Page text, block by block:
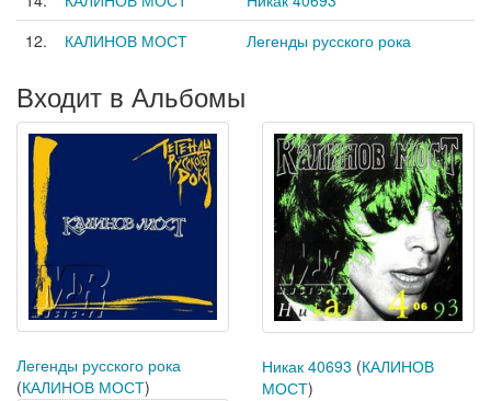
12.
КАЛИНОВ МОСТ Легенды русского рока
Входит в Альбомы
Легенды русского рока
(КАЛИНОВ МОСТ)
Никак 40693 (КАЛИНОВ
МОСТ)